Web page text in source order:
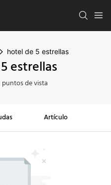
hotel de 5 estrellas
estrellas
puntos de vista
Artículo